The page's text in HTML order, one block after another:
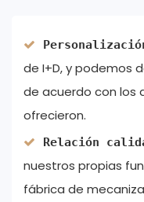
de I+D, y podemos
de acuerdo con los
ofrecieron.
Relación
nuestros propias
fábrica de